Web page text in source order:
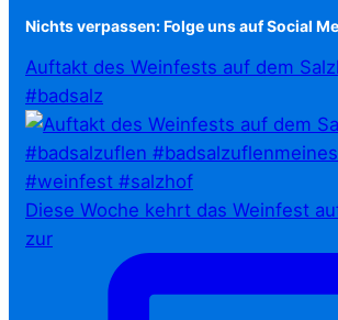
Nichts verpassen: Folge uns auf Social
Auftakt des Weinfests auf dem
#badsalz
Diese Woche kehrt das Weinfest
zur